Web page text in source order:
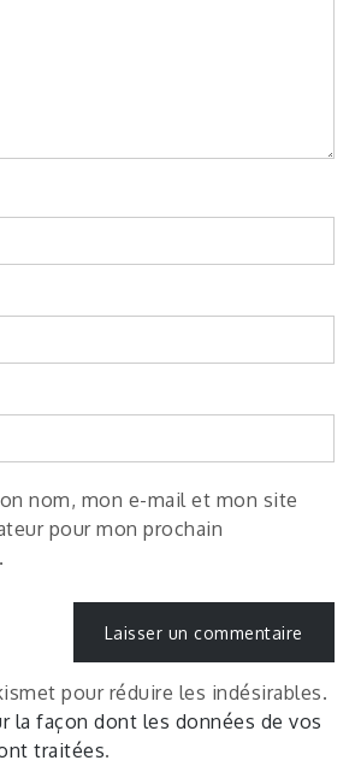
nom, mon e-mail et mon site
pour mon prochain
pour réduire les indésirables.
la façon dont les données de vos
traitées.